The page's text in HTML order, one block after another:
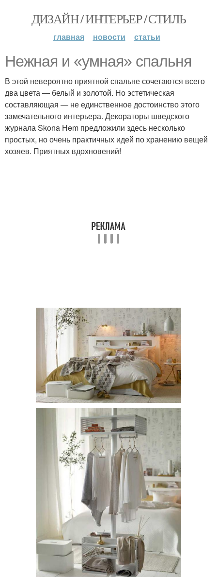
ДИЗАЙН / ИНТЕРЬЕР / СТИЛЬ
главная новости статьи
Нежная и «умная» спальня
В этой невероятно приятной спальне сочетаются всего
два цвета — белый и золотой. Но эстетическая
составляющая — не единственное достоинство этого
замечательного интерьера. Декораторы шведского
журнала Skona Hem предложили здесь несколько
простых, но очень практичных идей по хранению вещей
хозяев. Приятных вдохновений!